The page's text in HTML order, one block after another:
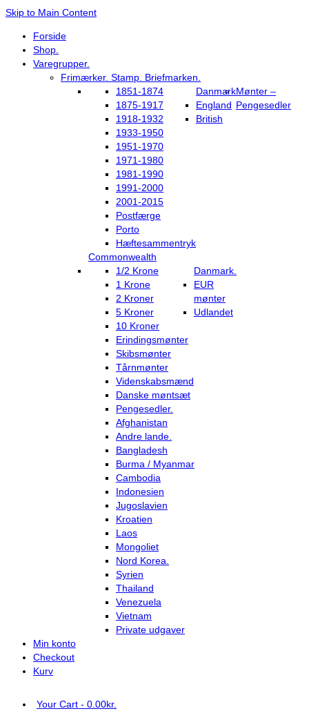
Skip to Main Content
Forside
Shop.
Varegrupper.
Frimærker. Stamp. Briefmarken.
Danmark
1851-1874
1875-1917
1918-1932
1933-1950
1951-1970
1971-1980
1981-1990
1991-2000
2001-2015
Postfærge
Porto
Hæftesammentryk
England
British
Commonwealth
Mønter –
Pengesedler
Danmark.
1/2 Krone
1 Krone
2 Kroner
5 Kroner
10 Kroner
Erindingsmønter
Skibsmønter
Tårnmønter
Videnskabsmænd
Danske møntsæt
Pengesedler.
EUR
mønter
Udlandet
Afghanistan
Andre lande.
Bangladesh
Burma / Myanmar
Cambodia
Indonesien
Jugoslavien
Kroatien
Laos
Mongoliet
Nord Korea.
Syrien
Thailand
Venezuela
Vietnam
Private udgaver
Min konto
Checkout
Kurv
Your Cart - 0.00kr.